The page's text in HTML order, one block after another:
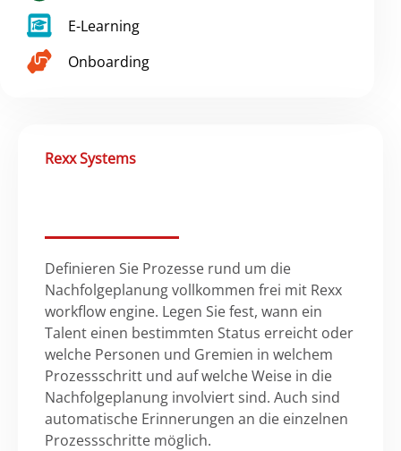
E-Learning
Onboarding
Rexx Systems
Definieren Sie Prozesse rund um die
Nachfolgeplanung vollkommen frei mit Rexx
workflow engine. Legen Sie fest, wann ein
Talent einen bestimmten Status erreicht oder
welche Personen und Gremien in welchem
Prozessschritt und auf welche Weise in die
Nachfolgeplanung involviert sind. Auch sind
automatische Erinnerungen an die einzelnen
Prozessschritte möglich.